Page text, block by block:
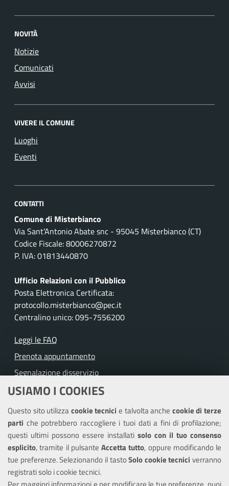
USIAMO I COOKIES
Questo sito utilizzacookie tecnicie talvolta anche cookie di terze
parti che potrebbero raccogliere i tuoi dati a fini di profilazione;
questi ultimi possono essere installati solo con il tuo consenso
esplicito, tramite il pulsante Accetta tutto, oppure modificando le
tue preferenze. Selezionando il tastoSolo cookie tecnici verranno
registrati solo i cookie tecnici.
NOVITÀ
Notizie
Comunicati
Avvisi
VIVERE IL COMUNE
Luoghi
Eventi
CONTATTI
Comune di Misterbianco
Via Sant'Antonio Abate snc - 95045 Misterbianco (CT)
Codice Fiscale: 80006270872
P. IVA: 01813440870
Ufficio Relazioni con il Pubblico
Posta Elettronica Certificata:
protocollo.misterbianco@pec.it
Centralino unico: 095-7556200
Leggi le FAQ
Prenota appuntamento
Segnalazione disservizio
Richiesta assistenza
Amministrazione trasparente
Informativa privacy
Note legali
Piano di miglioramento del sito
Dichiarazione di accessibilità